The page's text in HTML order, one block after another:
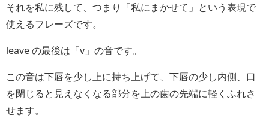
それを私に残して、つまり「私にまかせて」という表現で
使えるフレーズです。
leave の最後は「v」の音です。
この音は下唇を少し上に持ち上げて、下唇の少し内側、口
を閉じると見えなくなる部分を上の歯の先端に軽くふれさ
せます。